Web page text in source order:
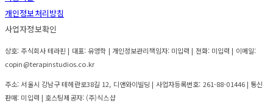
개인정보처리방침
사업자정보확인
상호: 주식회사 테라핀 | 대표: 유영학 | 개인정보관리책임자: 미입력 | 전화: 미입력 | 이메일:
copin@terapinstudios.co.kr
주소: 서울시 강남구 테헤란로38길 12, 디앤와이빌딩 | 사업자등록번호: 261-88-01446| 통신
판매: 미입력 | 호스팅제공자: (주)식스샵